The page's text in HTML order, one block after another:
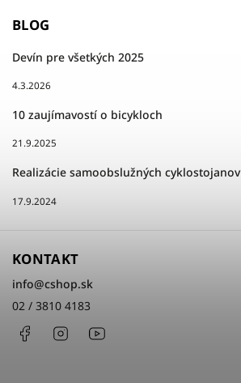
BLOG
Devín pre všetkých 2025
4.3.2026
10 zaujímavostí o bicykloch
21.9.2025
Realizácie samoobslužných cyklostojanov
17.9.2024
KONTAKT
info@cshop.sk
02 / 3810 4183
FacebookInstagram